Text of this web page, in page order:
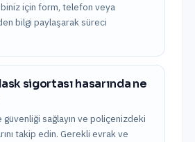
için form, telefon veya
bilgi paylaşarak süreci
sigortası hasarında ne
güvenliği sağlayın ve poliçenizdeki
takip edin. Gerekli evrak ve